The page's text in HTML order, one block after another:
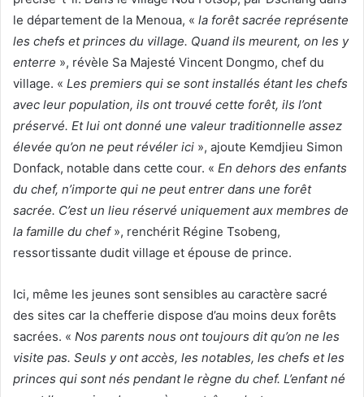
le département de la Menoua, « la forêt sacrée représente
les chefs et princes du village. Quand ils meurent, on les y
enterre », révèle Sa Majesté Vincent Dongmo, chef du
village. « Les premiers qui se sont installés étant les chefs
avec leur population, ils ont trouvé cette forêt, ils l’ont
préservé. Et lui ont donné une valeur traditionnelle assez
élevée qu’on ne peut révéler ici », ajoute Kemdjieu Simon
Donfack, notable dans cette cour. « En dehors des enfants
du chef, n’importe qui ne peut entrer dans une forêt
sacrée. C’est un lieu réservé uniquement aux membres de
la famille du chef », renchérit Régine Tsobeng,
ressortissante dudit village et épouse de prince.
Ici, même les jeunes sont sensibles au caractère sacré
des sites car la chefferie dispose d’au moins deux forêts
sacrées. « Nos parents nous ont toujours dit qu’on ne les
visite pas. Seuls y ont accès, les notables, les chefs et les
princes qui sont nés pendant le règne du chef. L’enfant né